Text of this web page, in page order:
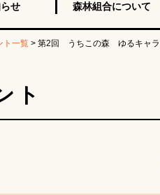
せ 森林組合について
ト一覧 > 第2回 うちこの森 ゆるキャラ
ト